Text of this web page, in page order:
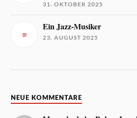
31. OKTOBER 2025
Ein Jazz-Musiker
23. AUGUST 2025
NEUE KOMMENTARE